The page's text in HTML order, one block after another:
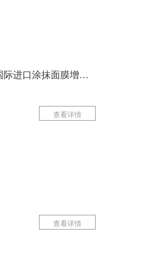
面膜鼻祖卷土重来，天猫国际进口涂抹面膜增长超400%
查看详情
查看详情